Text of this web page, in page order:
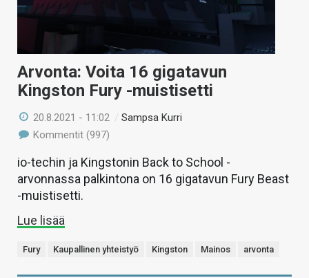
Arvonta: Voita 16 gigatavun
Kingston Fury -muistisetti
20.8.2021 - 11:02 /Sampsa Kurri
Kommentit (997)
io-techin ja Kingstonin Back to School -
arvonnassa palkintona on 16 gigatavun Fury Beast
-muistisetti.
Lue lisää
Fury Kaupallinen yhteistyö Kingston Mainos arvonta